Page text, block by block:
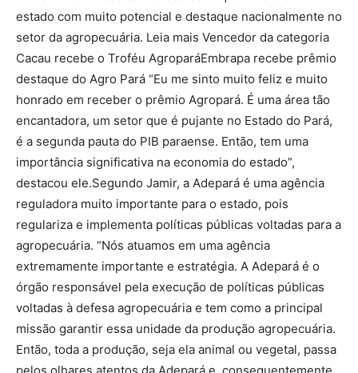
estado com muito potencial e destaque nacionalmente no
setor da agropecuária. Leia mais Vencedor da categoria
Cacau recebe o Troféu AgroparáEmbrapa recebe prêmio
destaque do Agro Pará “Eu me sinto muito feliz e muito
honrado em receber o prêmio Agropará. É uma área tão
encantadora, um setor que é pujante no Estado do Pará,
é a segunda pauta do PIB paraense. Então, tem uma
importância significativa na economia do estado”,
destacou ele.Segundo Jamir, a Adepará é uma agência
reguladora muito importante para o estado, pois
regulariza e implementa políticas públicas voltadas para a
agropecuária. “Nós atuamos em uma agência
extremamente importante e estratégia. A Adepará é o
órgão responsável pela execução de políticas públicas
voltadas à defesa agropecuária e tem como a principal
missão garantir essa unidade da produção agropecuária.
Então, toda a produção, seja ela animal ou vegetal, passa